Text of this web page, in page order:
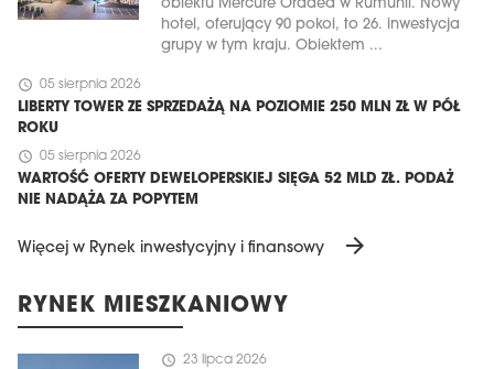
obiektu Mercure Oradea w Rumunii. Nowy
hotel, oferujący 90 pokoi, to 26. inwestycja
grupy w tym kraju. Obiektem ...
schedule 05 sierpnia 2026
LIBERTY TOWER ZE SPRZEDAŻĄ NA POZIOMIE 250 MLN ZŁ W PÓŁ
ROKU
schedule 05 sierpnia 2026
WARTOŚĆ OFERTY DEWELOPERSKIEJ SIĘGA 52 MLD ZŁ. PODAŻ
NIE NADĄŻA ZA POPYTEM
Więcej w Rynek inwestycyjny i finansowy arrow_forward
RYNEK MIESZKANIOWY
schedule 23 lipca 2026